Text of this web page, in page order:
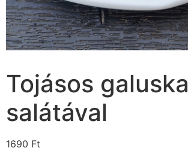
Tojásos galuska
salátával
1690 Ft